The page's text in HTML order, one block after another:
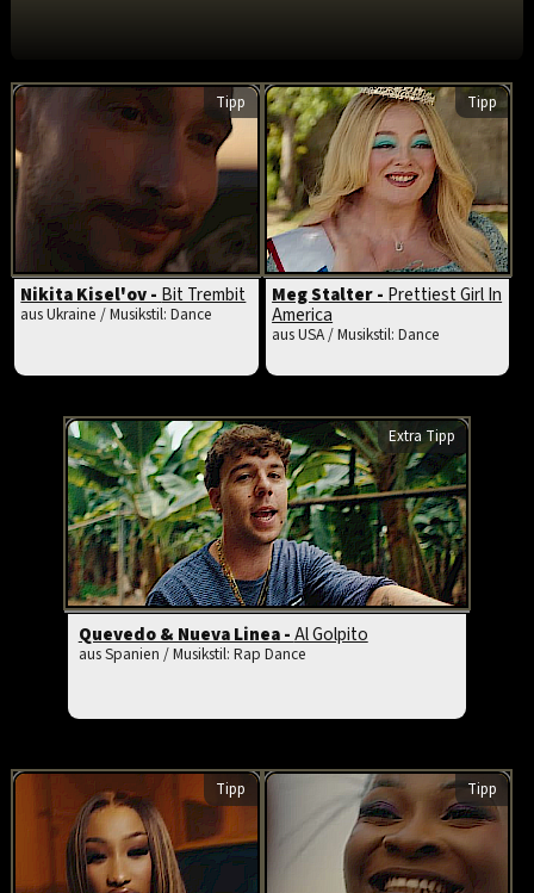
Tipp
Nikita Kisel'ov - Bit Trembit
aus Ukraine / Musikstil: Dance
Tipp
Meg Stalter - Prettiest Girl In
America
aus USA / Musikstil: Dance
Extra Tipp
Quevedo & Nueva Linea -Al Golpito
aus Spanien / Musikstil: Rap Dance
Tipp Tipp